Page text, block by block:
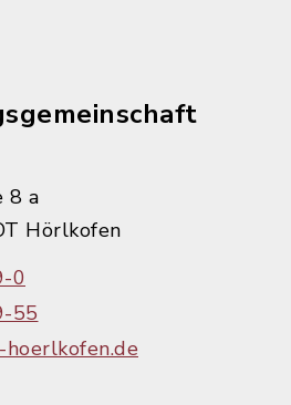
8 a
Hörlkofen
0
55
hoerlkofen.de